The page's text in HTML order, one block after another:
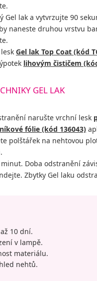
Gel lak a vytvrzujte 90
naneste druhou vrstvu
Gel lak Top Coat (kód
lihovým čističem
GEL LAK
narušte vrchní lesk
fólie (kód 136043)
polštářek na nehtovou
minut. Doba odstranění
Zbytky Gel laku
10 dní.
v lampě.
materiálu.
nehtů.